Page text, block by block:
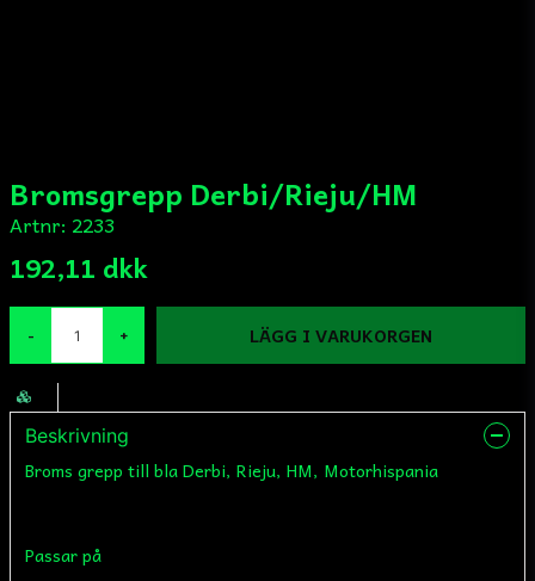
Bromsgrepp Derbi/Rieju/HM
Artnr: 2233
192,11 dkk
- + LÄGG I VARUKORGEN
Beskrivning
Broms grepp till bla Derbi, Rieju, HM, Motorhispania
Passar på